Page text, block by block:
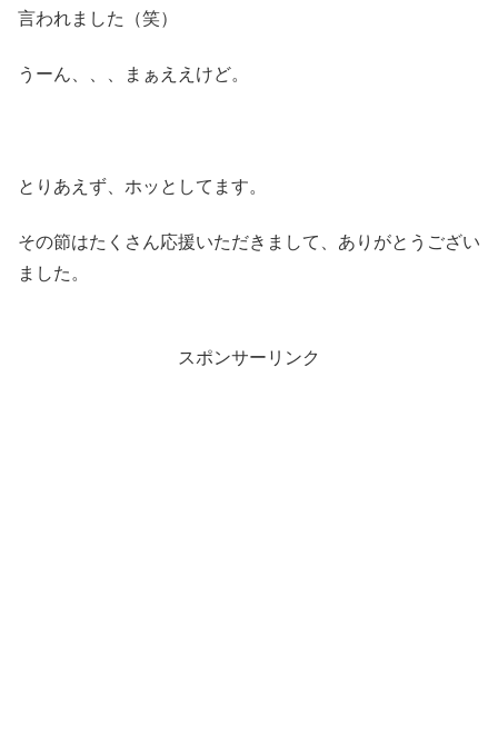
言われました（笑）
うーん、、、まぁええけど。
とりあえず、ホッとしてます。
その節はたくさん応援いただきまして、ありがとうござい
ました。
スポンサーリンク